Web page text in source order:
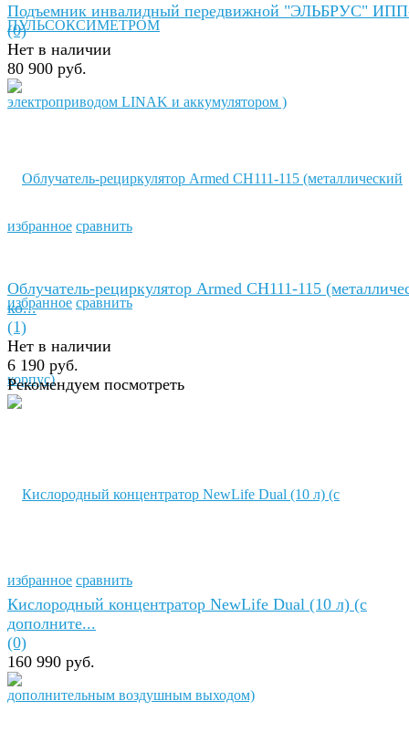
избранное сравнить
избранное сравнить
Подъемник инвалидный передвижной "ЭЛЬБРУС"
(0)
Нет в наличии
80 900 руб.
избранное сравнить
Облучатель-рециркулятор Armed СH111-115
ко...
(1)
Нет в наличии
6 190 руб.
Рекомендуем посмотреть
Кислородный концентратор NewLife Dual (10 л) (с
дополните...
(0)
160 990 руб.